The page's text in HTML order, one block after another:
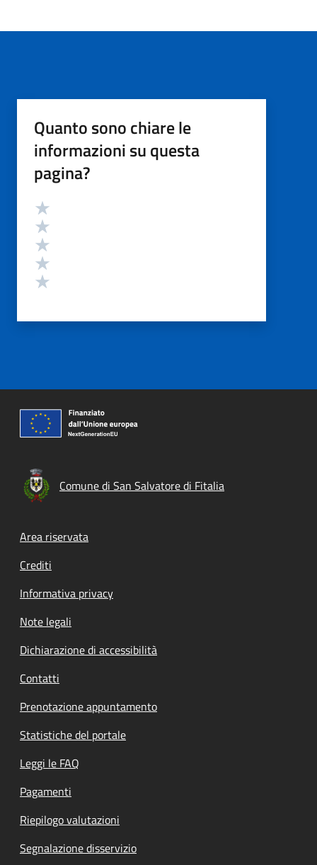
Quanto sono chiare le
informazioni su questa
pagina?
Valutazione
Comune di San Salvatore di Fitalia
Footer menu
Area riservata
Crediti
Informativa privacy
Note legali
Dichiarazione di accessibilità
Contatti
Prenotazione appuntamento
Statistiche del portale
Leggi le FAQ
Pagamenti
Riepilogo valutazioni
Segnalazione disservizio